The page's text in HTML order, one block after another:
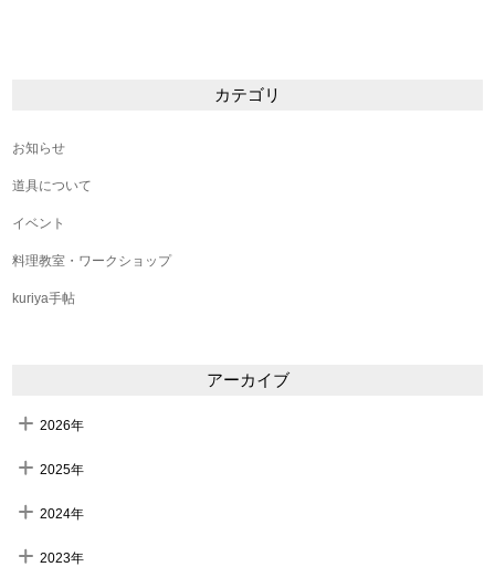
カテゴリ
お知らせ
道具について
イベント
料理教室・ワークショップ
kuriya手帖
アーカイブ
2026年
2025年
2024年
2023年